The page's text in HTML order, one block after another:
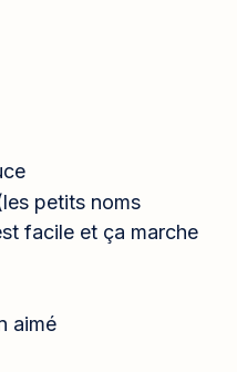
petits noms
facile et ça marche
aimé